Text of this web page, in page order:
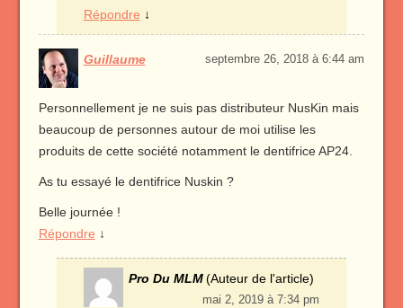
Répondre ↓
Guillaume septembre 26, 2018 à 6:44 am
Personnellement je ne suis pas distributeur NusKin mais
beaucoup de personnes autour de moi utilise les
produits de cette société notamment le dentifrice AP24.
As tu essayé le dentifrice Nuskin ?
Belle journée !
Répondre ↓
Pro Du MLM (Auteur de l'article)
mai 2, 2019 à 7:34 pm